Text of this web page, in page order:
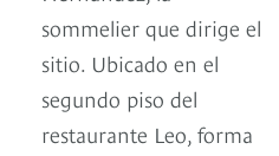
sommelier que dirige el
sitio. Ubicado en el
segundo piso del
restaurante Leo, forma